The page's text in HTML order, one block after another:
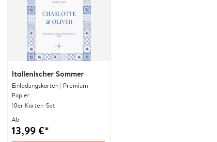
Italienischer Sommer
Einladungskarten | Premium
Papier
10er Karten-Set
Ab
13,99 €*